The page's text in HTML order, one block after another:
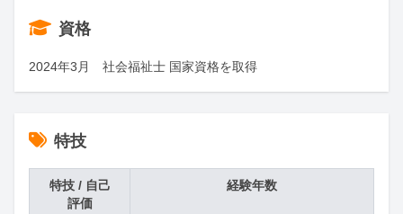
資格
2024年3月　社会福祉士 国家資格を取得
特技
特技 / 自己
評価
経験年数